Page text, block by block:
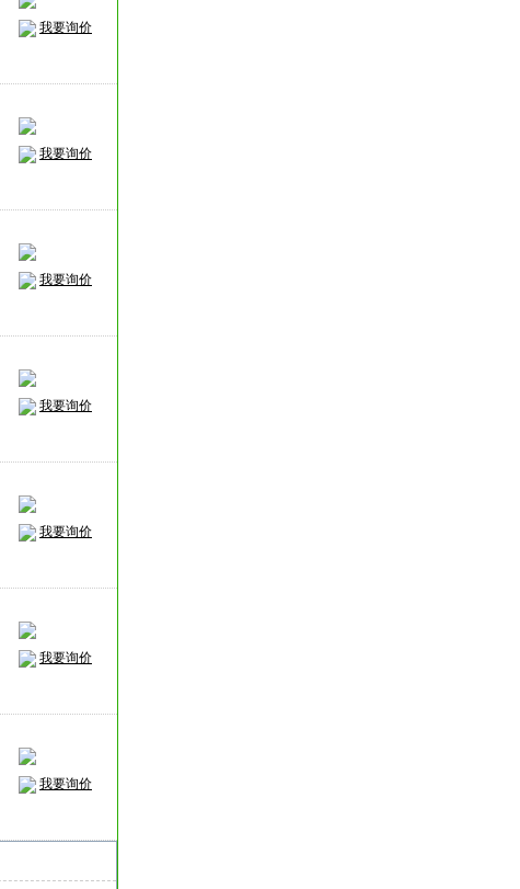
我要询价
我要询价
我要询价
我要询价
我要询价
我要询价
我要询价